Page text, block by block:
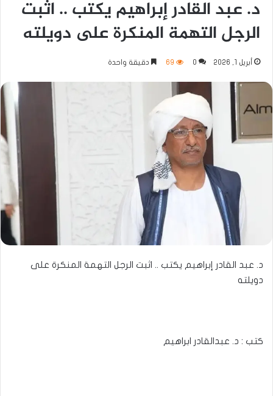
د. عبد القادر إبراهيم يكتب .. اثبت
الرجل التهمة المنكرة على دويلته
أبريل 1, 2026 0
69 دقيقة واحدة
د. عبد القادر إبراهيم يكتب .. اثبت الرجل التهمة المنكرة على
دويلته
كتب : د. عبدالقادر ابراهيم